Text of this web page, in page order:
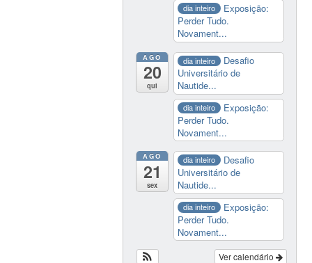
dia inteiro
Exposição:
Perder Tudo.
Novament...
AGO
20
qui
dia inteiro
Desafio
Universitário de
Nautide...
dia inteiro
Exposição:
Perder Tudo.
Novament...
AGO
21
sex
dia inteiro
Desafio
Universitário de
Nautide...
dia inteiro
Exposição:
Perder Tudo.
Novament...
Ver calendário